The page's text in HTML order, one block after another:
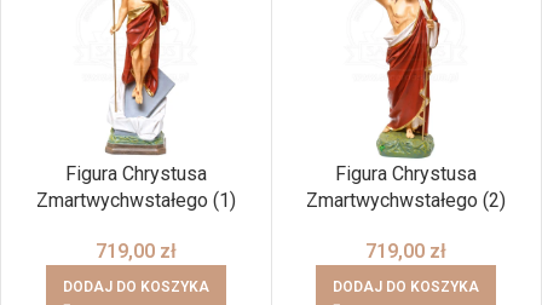
Figura Chrystusa
Zmartwychwstałego (1)
719,00 zł
DODAJ DO KOSZYKA
Figura Chrystusa
Zmartwychwstałego (2)
719,00 zł
DODAJ DO KOSZYKA